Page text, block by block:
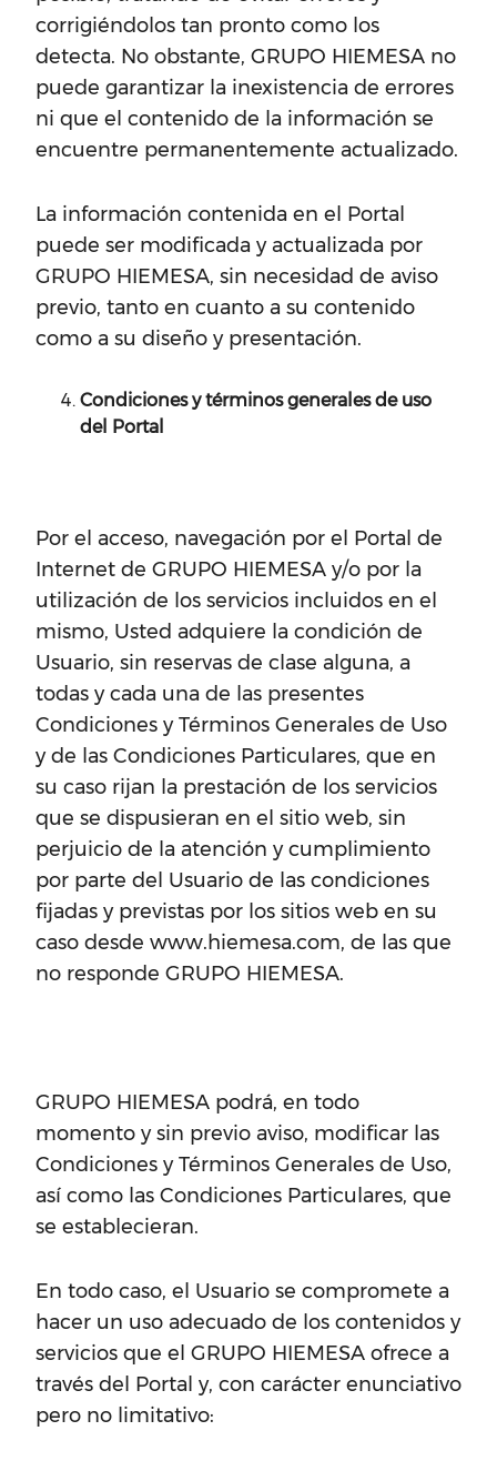
corrigiéndolos tan pronto como los
detecta. No obstante, GRUPO HIEMESA no
puede garantizar la inexistencia de errores
ni que el contenido de la información se
encuentre permanentemente actualizado.
La información contenida en el Portal
puede ser modificada y actualizada por
GRUPO HIEMESA, sin necesidad de aviso
previo, tanto en cuanto a su contenido
como a su diseño y presentación.
Condiciones y términos generales de uso
del Portal
Por el acceso, navegación por el Portal de
Internet de GRUPO HIEMESA y/o por la
utilización de los servicios incluidos en el
mismo, Usted adquiere la condición de
Usuario, sin reservas de clase alguna, a
todas y cada una de las presentes
Condiciones y Términos Generales de Uso
y de las Condiciones Particulares, que en
su caso rijan la prestación de los servicios
que se dispusieran en el sitio web, sin
perjuicio de la atención y cumplimiento
por parte del Usuario de las condiciones
fijadas y previstas por los sitios web en su
caso desde www.hiemesa.com, de las que
no responde GRUPO HIEMESA.
GRUPO HIEMESA podrá, en todo
momento y sin previo aviso, modificar las
Condiciones y Términos Generales de Uso,
así como las Condiciones Particulares, que
se establecieran.
En todo caso, el Usuario se compromete a
hacer un uso adecuado de los contenidos y
servicios que el GRUPO HIEMESA ofrece a
través del Portal y, con carácter enunciativo
pero no limitativo: